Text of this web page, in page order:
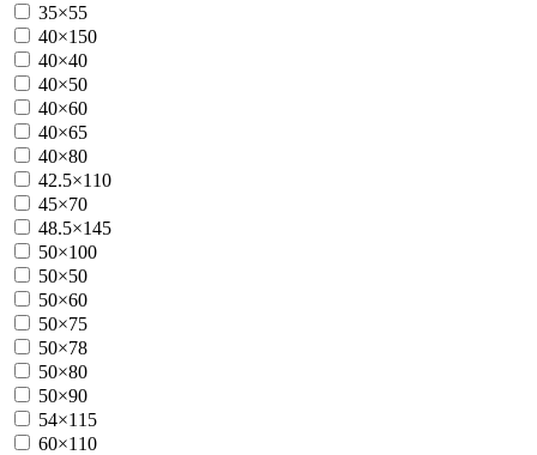
35×55
40×150
40×40
40×50
40×60
40×65
40×80
42.5×110
45×70
48.5×145
50×100
50×50
50×60
50×75
50×78
50×80
50×90
54×115
60×110